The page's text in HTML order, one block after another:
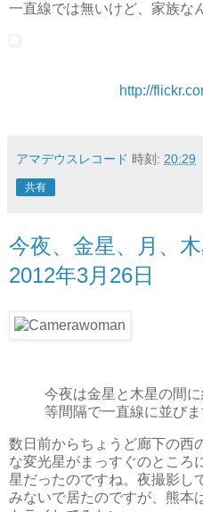
一直線では無いけど、家族な
http://
アマデウスレコード 時刻: 20:29
共有
今夜、金星、月、
2012年3月26日
今夜は金星と木星の間
等間隔で一直線に並びま
数日前からちょうど廊下の西
な変光星がまっすぐのところ
星だったのですね。夜撮影し
みないで居たのですが、熊本